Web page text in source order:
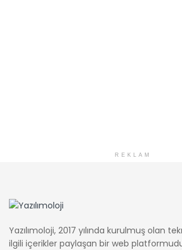
REKLAM
Yazılımoloji, 2017 yılında kurulmuş olan
ilgili içerikler paylaşan bir web